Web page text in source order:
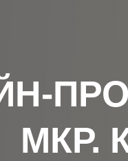
МКР.